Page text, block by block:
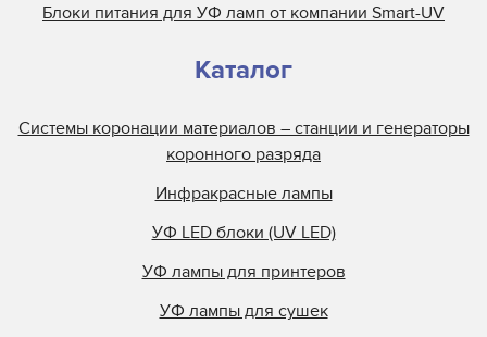
Блоки питания для УФ ламп от компании Smart-UV
Каталог
Системы коронации материалов – станции и генераторы
коронного разряда
Инфракрасные лампы
УФ LED блоки (UV LED)
УФ лампы для принтеров
УФ лампы для сушек